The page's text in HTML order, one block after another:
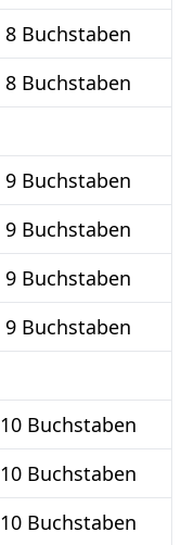
8 Buchstaben
8 Buchstaben
9 Buchstaben
9 Buchstaben
9 Buchstaben
9 Buchstaben
10 Buchstaben
10 Buchstaben
10 Buchstaben